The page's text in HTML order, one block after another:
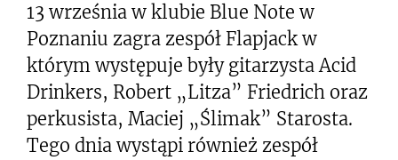
13 września w klubie Blue Note w
Poznaniu zagra zespół Flapjack w
którym występuje były gitarzysta Acid
Drinkers, Robert „Litza” Friedrich oraz
perkusista, Maciej „Ślimak” Starosta.
Tego dnia wystąpi również zespół